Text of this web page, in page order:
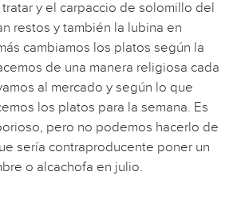
y el carpaccio de solomillo del
restos y también la lubina en
cambiamos los platos según la
de una manera religiosa cada
al mercado y según lo que
los platos para la semana. Es
pero no podemos hacerlo de
sería contraproducente poner un
o alcachofa en julio.